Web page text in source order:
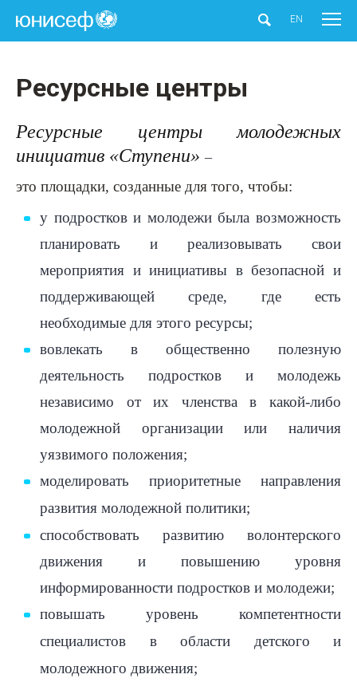
ЮНИСЕФ EN
Ресурсные центры
Ресурсные центры молодежных
инициатив «Ступени» –
это площадки, созданные для того, чтобы:
у подростков и молодежи была возможность
планировать и реализовывать свои
мероприятия и инициативы в безопасной и
поддерживающей среде, где есть
необходимые для этого ресурсы;
вовлекать в общественно полезную
деятельность подростков и молодежь
независимо от их членства в какой-либо
молодежной организации или наличия
уязвимого положения;
моделировать приоритетные направления
развития молодежной политики;
способствовать развитию волонтерского
движения и повышению уровня
информированности подростков и молодежи;
повышать уровень компетентности
специалистов в области детского и
молодежного движения;